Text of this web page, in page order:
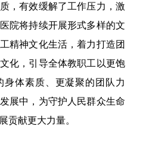
，有效缓解了工作压力，激
院将持续开展形式多样的文
精神文化生活，着力打造团
化，引导全体教职工以更饱
体素质、更凝聚的团队力
展中，为守护人民群众生命
贡献更大力量。